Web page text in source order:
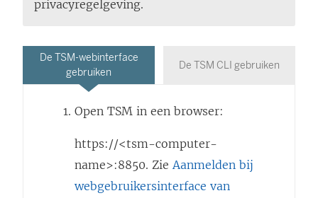
privacyregelgeving.
De TSM-webinterface
gebruiken
De TSM CLI gebruiken
Open TSM in een browser:
https://<tsm-computer-
name>:8850. ZieAanmelden bij
webgebruikersinterface van